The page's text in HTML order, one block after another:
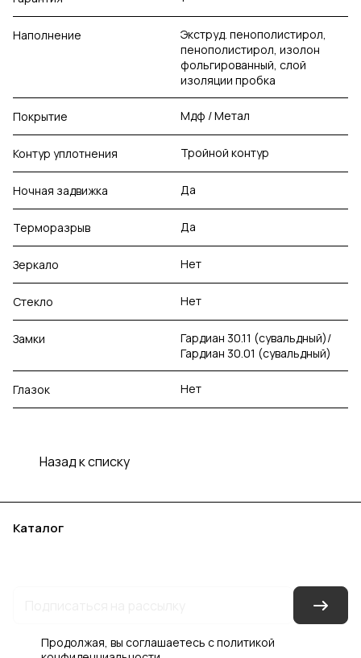
Наполнение
Экструд. пенополистирол,
пенополистирол, изолон
фольгированный, слой
изоляции пробка
Покрытие Мдф / Метал
Контур уплотнения Тройной контур
Ночная задвижка Да
Терморазрыв Да
Зеркало Нет
Стекло Нет
Замки
Гардиан 30.11 (сувальдный)/
Гардиан 30.01 (сувальдный)
Глазок Нет
Назад к списку
Каталог
Продолжая, вы соглашаетесь сполитикой